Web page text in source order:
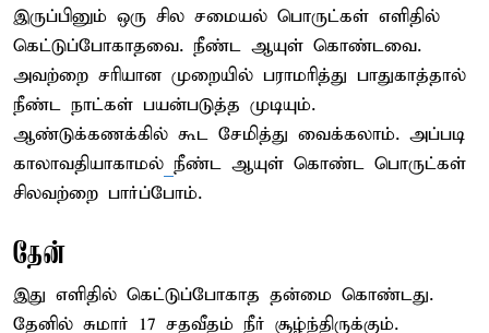
இருப்பினும் ஒரு சில சமையல் பொருட்கள் எளிதில்
கெட்டுப்போகாதவை. நீண்ட ஆயுள் கொண்டவை.
அவற்றை சரியான முறையில் பராமரித்து பாதுகாத்தால்
நீண்ட நாட்கள் பயன்படுத்த முடியும்.
ஆண்டுக்கணக்கில் கூட சேமித்து வைக்கலாம். அப்படி
காலாவதியாகாமல் நீண்ட ஆயுள் கொண்ட பொருட்கள்
சிலவற்றை பார்ப்போம்.
தேன்
இது எளிதில் கெட்டுப்போகாத தன்மை கொண்டது.
தேனில் சுமார் 17 சதவீதம் நீர் சூழ்ந்திருக்கும்.